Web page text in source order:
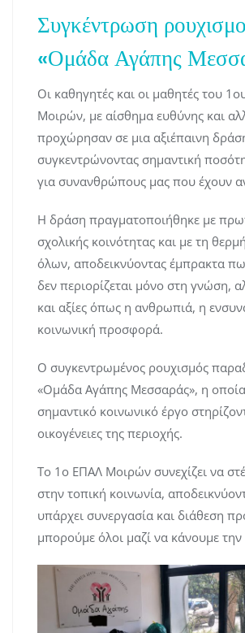
Συγκέντρωση
«Ομάδα Αγάπης
Οι καθηγητές και οι μαθητές του
Μοιρών, με αίσθημα ευθύνης και
προχώρησαν σε μια αξιέπαινη
συγκεντρώνοντας σημαντική
για συνανθρώπους μας που έχουν
Η δράση πραγματοποιήθηκε με
σχολικής κοινότητας και με τη
όλων, αποδεικνύοντας έμπρακτα
δεν περιορίζεται μόνο στη γνώση,
και αξίες όπως η ανθρωπιά, η
κοινωνική προσφορά.
Ο συγκεντρωμένος ρουχισμός
«Ομάδα Αγάπης Μεσσαράς», η οποία
σημαντικό κοινωνικό έργο
οικογένειες της περιοχής.
Το 1ο ΕΠΑΛ Μοιρών συνεχίζει να
στην τοπική κοινωνία,
υπάρχει συνεργασία και διάθεση
μπορούμε όλοι μαζί να κάνουμε